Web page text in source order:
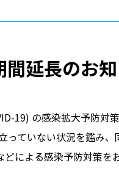
採用情報
延長のお
19) の感染拡大予防対
っていない状況を鑑み、
による感染予防対策を